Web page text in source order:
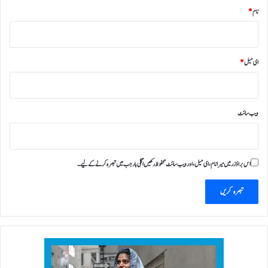
نام*
ای میل*
ویب‌ سائٹ
اس براؤزر میں میرا نام، ای میل، اور ویب سائٹ محفوظ رکھیں اگلی بار جب میں تبصرہ کرنے کےلیے۔